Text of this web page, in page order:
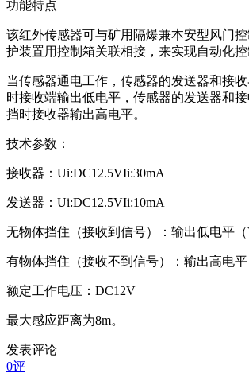
功能特点
该红外传感器可与矿用隔爆兼本安型风门
护装置用控制箱关联相接，来实现自动化控
当传感器通电工作，传感器的发送器和接
时接收端输出低电平，传感器的发送器和
挡时接收器输出高电平。
技术参数：
接收器：Ui:DC12.5VIi:30mA
发送器：Ui:DC12.5VIi:10mA
无物体挡住（接收到信号）：输出低电平
有物体挡住（接收不到信号）：输出高电
额定工作电压：DC12V
最大感应距离为8m。
发表评论
0评